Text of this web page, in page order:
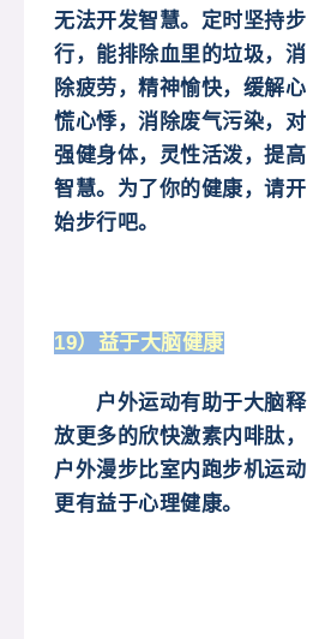
无法开发智慧。定时坚持步
行，能排除血里的垃圾，消
除疲劳，精神愉快，缓解心
慌心悸，消除废气污染，对
强健身体，灵性活泼，提高
智慧。为了你的健康，请开
始步行吧。
19）益于大脑健康
户外运动有助于大脑释
放更多的欣快激素内啡肽，
户外漫步比室内跑步机运动
更有益于心理健康。